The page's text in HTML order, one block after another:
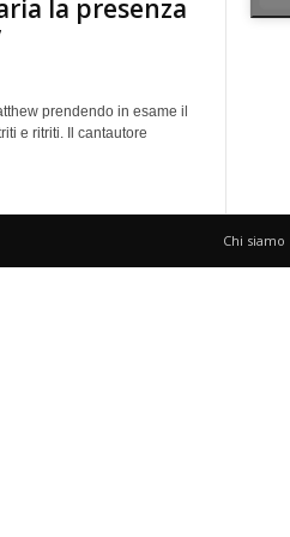
la presenza
prendendo in esame il
e ritriti. Il cantautore
Chi siamo